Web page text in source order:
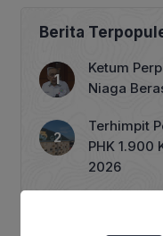
bertujuan untuk
fundamental
membantu profesional
dan investor melihat
modal serta memahami
Berita
Ketum
Niaga
Terhimpit
PHK 1.900
2026